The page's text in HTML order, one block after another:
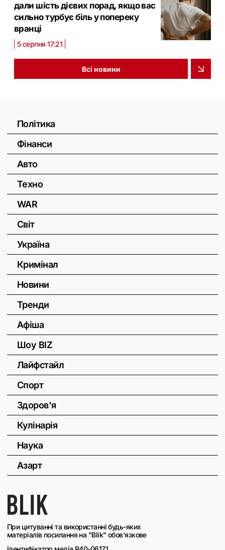
дали шість дієвих порад, якщо вас
сильно турбує біль у попереку
вранці
5 серпня 17:21
Всі новини
При цитуванні та використанні будь-яких
матеріалів посилання на "Blik" обов'язкове
Політика
Фінанси
Авто
Техно
WAR
Світ
Україна
Кримінал
Новини
Тренди
Афіша
Шоу BIZ
Лайфстайл
Спорт
Здоров'я
Кулінарія
Наука
Азарт